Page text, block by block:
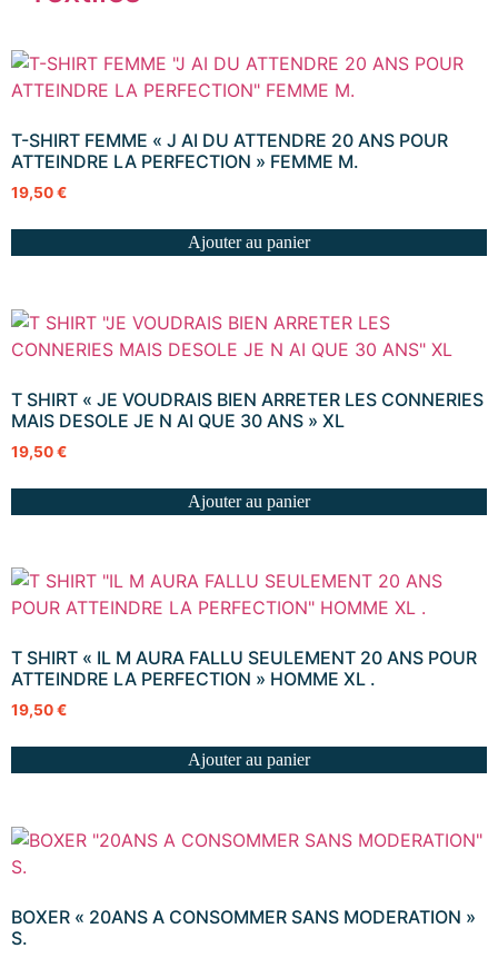
T-SHIRT FEMME « J AI DU ATTENDRE 20 ANS POUR
ATTEINDRE LA PERFECTION » FEMME M.
19,50€
Ajouter au panier
T SHIRT « JE VOUDRAIS BIEN ARRETER LES CONNERIES
MAIS DESOLE JE N AI QUE 30 ANS » XL
19,50€
Ajouter au panier
T SHIRT « IL M AURA FALLU SEULEMENT 20 ANS POUR
ATTEINDRE LA PERFECTION » HOMME XL .
19,50€
Ajouter au panier
BOXER « 20ANS A CONSOMMER SANS MODERATION »
S.